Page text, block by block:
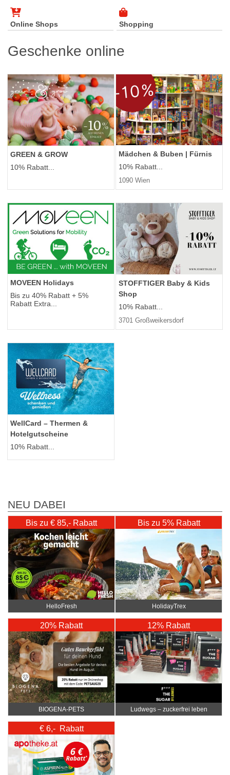
Online Shops Shopping
Geschenke online
GREEN & GROW
10% Rabatt...
Mädchen & Buben | Fürnis
10% Rabatt...
1090 Wien
MOVEEN Holidays
Bis zu 40% Rabatt + 5%
Rabatt Extra...
STOFFTIGER Baby & Kids
Shop
10% Rabatt...
3701 Großweikersdorf
WellCard – Thermen &
Hotelgutscheine
10% Rabatt...
NEU DABEI
Bis zu € 85,- Rabatt
HelloFresh
Bis zu 5% Rabatt
HolidayTrex
20% Rabatt
BIOGENA-PETS
12% Rabatt
Ludwegs – zuckerfrei leben
€ 6,- Rabatt